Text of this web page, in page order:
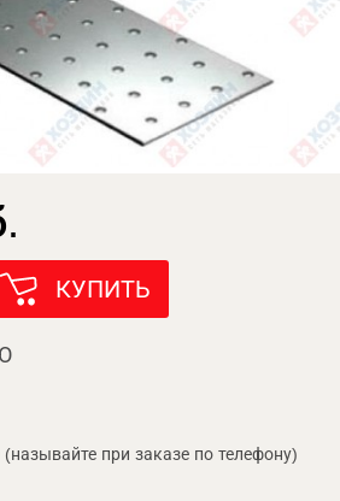
КУПИТЬ
при заказе по телефону)